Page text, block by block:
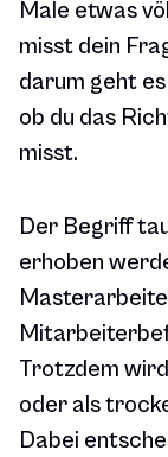
Male etwas
misst dein
darum geht
ob du das
misst.
Der Begriff
erhoben
Trotzdem
oder als
Dabei